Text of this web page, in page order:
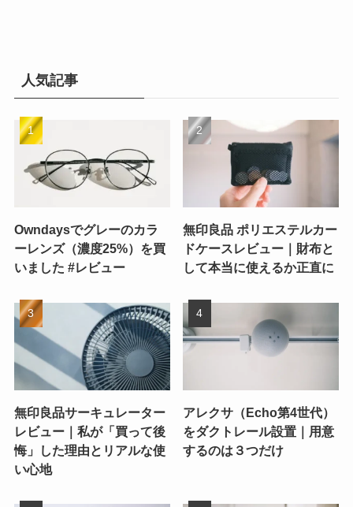
人気記事
Owndaysでグレーのカラ
ーレンズ（濃度25%）を買
いました #レビュー
無印良品 ポリエステルカー
ドケースレビュー｜財布と
して本当に使えるか正直に
無印良品サーキュレーター
レビュー｜私が「買って後
悔」した理由とリアルな使
い心地
アレクサ（Echo第4世代）
をダクトレール設置｜用意
するのは３つだけ